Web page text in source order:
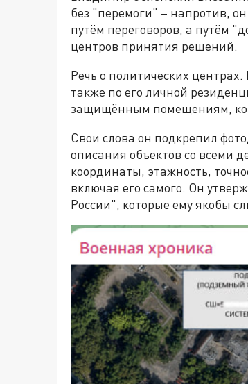
без "перемоги" – напротив,
путём переговоров, а путём
центров принятия решений.
Речь о политических
также по его личной
защищённым помещениям,
Свои слова он подкрепил
описания объектов со всеми
координаты, этажность,
включая его самого. Он
России", которые ему якобы